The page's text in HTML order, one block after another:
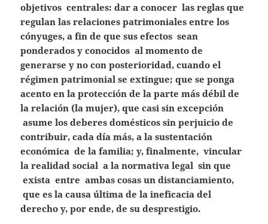
objetivos centrales: dar a conocer las reglas que
regulan las relaciones patrimoniales entre los
cónyuges, a fin de que sus efectos sean
ponderados y conocidos al momento de
generarse y no con posterioridad, cuando el
régimen patrimonial se extingue; que se ponga
acento en la protección de la parte más débil de
la relación (la mujer), que casi sin excepción
asume los deberes domésticos sin perjuicio de
contribuir, cada día más, a la sustentación
económica de la familia; y, finalmente, vincular
la realidad social a la normativa legal sin que
exista entre ambas cosas un distanciamiento,
que es la causa última de la ineficacia del
derecho y, por ende, de su desprestigio.